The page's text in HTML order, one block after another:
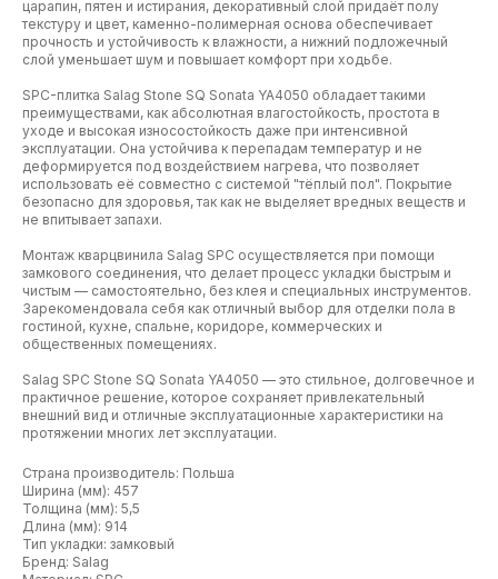
царапин, пятен и истирания, декоративный слой придаёт полу
текстуру и цвет, каменно-полимерная основа обеспечивает
прочность и устойчивость к влажности, а нижний подложечный
слой уменьшает шум и повышает комфорт при ходьбе.
SPC-плитка Salag Stone SQ Sonata YA4050 обладает такими
преимуществами, как абсолютная влагостойкость, простота в
уходе и высокая износостойкость даже при интенсивной
эксплуатации. Она устойчива к перепадам температур и не
деформируется под воздействием нагрева, что позволяет
использовать её совместно с системой "тёплый пол". Покрытие
безопасно для здоровья, так как не выделяет вредных веществ и
не впитывает запахи.
Монтаж кварцвинила Salag SPC осуществляется при помощи
замкового соединения, что делает процесс укладки быстрым и
чистым — самостоятельно, без клея и специальных инструментов.
Зарекомендовала себя как отличный выбор для отделки пола в
гостиной, кухне, спальне, коридоре, коммерческих и
общественных помещениях.
Salag SPC Stone SQ Sonata YA4050 — это стильное, долговечное и
практичное решение, которое сохраняет привлекательный
внешний вид и отличные эксплуатационные характеристики на
протяжении многих лет эксплуатации.
Страна производитель: Польша
Ширина (мм): 457
Толщина (мм): 5,5
Длина (мм): 914
Тип укладки: замковый
Бренд: Salag